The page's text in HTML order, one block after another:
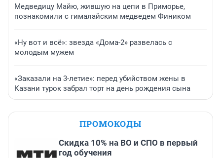
Медведицу Майю, жившую на цепи в Приморье,
познакомили с гималайским медведем Фиником
«Ну вот и всё»: звезда «Дома-2» развелась с
молодым мужем
«Заказали на 3-летие»: перед убийством жены в
Казани турок забрал торт на день рождения сына
ПРОМОКОДЫ
Скидка 10% на ВО и СПО в первый
год обучения